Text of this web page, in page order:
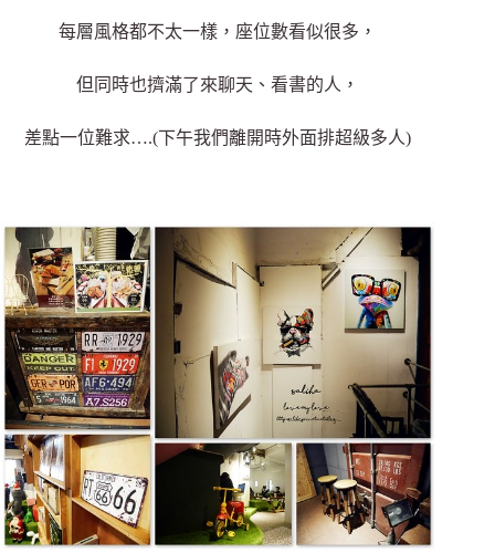
每層風格都不太一樣，座位數看似很多，
但同時也擠滿了來聊天、看書的人，
差點一位難求….(下午我們離開時外面排超級多人)